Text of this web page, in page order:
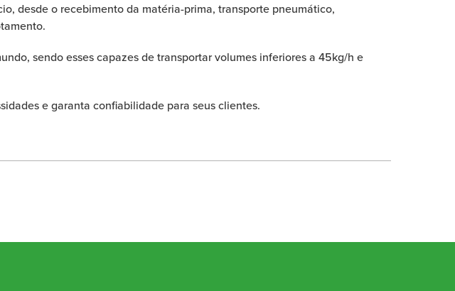
desde o recebimento da matéria-prima, transporte pneumático,
sendo esses capazes de transportar volumes inferiores a 45kg/h e
e garanta confiabilidade para seus clientes.